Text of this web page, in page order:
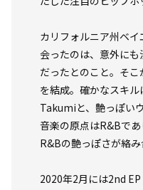
カリフォルニア州ベ
会ったのは、意外に
だったとのこと。そ
を結成。確かなスキ
Takumiと、艶っぽい
音楽の原点はR&Bで
R&Bの艶っぽさが絡み
2020年2月には2nd